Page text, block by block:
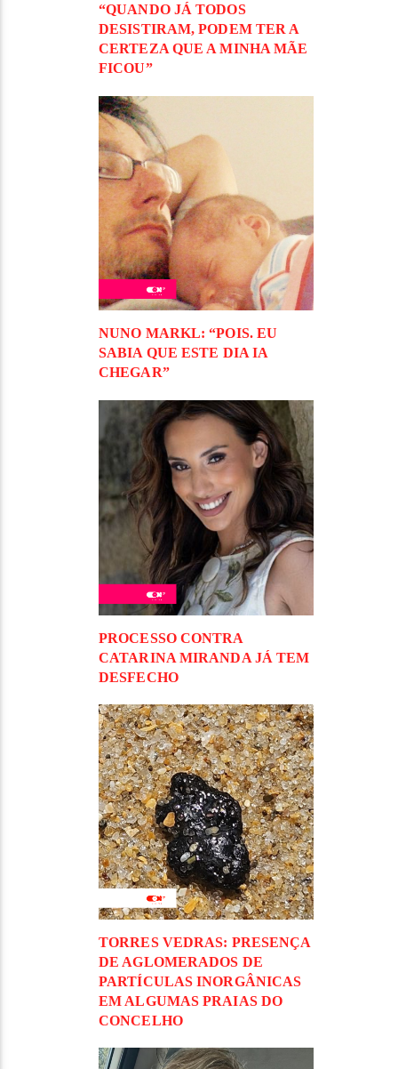
“QUANDO JÁ TODOS
DESISTIRAM, PODEM TER A
CERTEZA QUE A MINHA MÃE
FICOU”
NUNO MARKL: “POIS. EU
SABIA QUE ESTE DIA IA
CHEGAR”
PROCESSO CONTRA
CATARINA MIRANDA JÁ TEM
DESFECHO
TORRES VEDRAS: PRESENÇA
DE AGLOMERADOS DE
PARTÍCULAS INORGÂNICAS
EM ALGUMAS PRAIAS DO
CONCELHO